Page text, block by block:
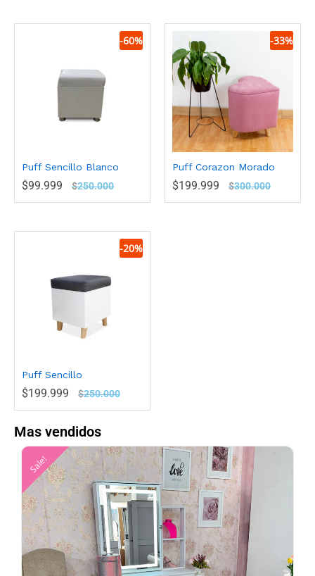
-60%
Puff Sencillo Blanco
$99.999 $250.000
-33%
Puff Corazon Morado
$199.999 $300.000
-20%
Puff Sencillo
$199.999 $250.000
Mas vendidos
Sale!